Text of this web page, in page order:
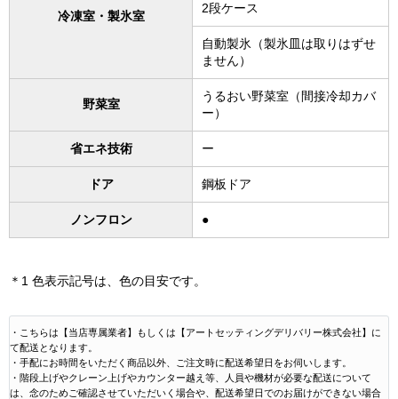
冷凍室・製氷室
2段ケース
自動製氷（製氷皿は取りはずせ
ません）
野菜室
うるおい野菜室（間接冷却カバ
ー）
省エネ技術 ー
ドア 鋼板ドア
ノンフロン ●
＊1 色表示記号は、色の目安です。
・こちらは【当店専属業者】もしくは【アートセッティングデリバリー株式会社】に
て配送となります。
・手配にお時間をいただく商品以外、ご注文時に配送希望日をお伺いします。
・階段上げやクレーン上げやカウンター越え等、人員や機材が必要な配送について
は、念のためご確認させていただいく場合や、配送希望日でのお届けができない場合